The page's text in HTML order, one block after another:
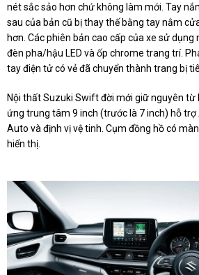
nét sắc sảo hơn chứ không làm mới. Tay
sau của bản cũ bị thay thế bằng tay nắm
hơn. Các phiên bản cao cấp của xe sử
đèn pha/hậu LED và ốp chrome trang trí.
tay điện tử có vẻ đã chuyển thành trang bị
Nội thất Suzuki Swift đời mới giữ nguyên từ
ứng trung tâm 9 inch (trước là 7 inch) hỗ
Auto và định vị vệ tinh. Cụm đồng hồ có
hiển thị.